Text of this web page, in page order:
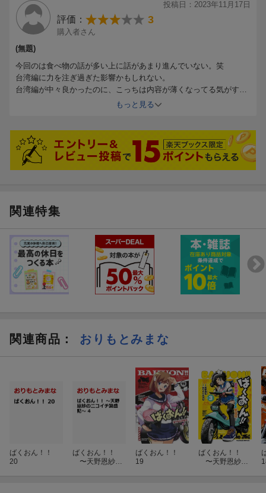
狭い秘密基地感の寝室もこんな時だからこそ楽しめるって感じで
自販機飯もこんな時だからじゃないとわざわざ選ばないし
船旅ならではです
いいなぁ…と思いつつ…
漫画も読みたいけど、、ポイ活も出来ないな、、
株価と通貨レートは見れないと、実害あるなぁ…
現代人はスマホが動かないと詰むって感じですよねぇ
投稿日：2023年11月17日
評価： 3
購入者さん
(無題)
今回のは食べ物の話が多い上に話があまり進んでいない。笑
台湾編に力を注ぎ過ぎた影響かもしれない。
台湾編が中々良かったのに、こっちは内容が薄くなってる気がす
もっと見る
関連特集
関連商品 ： おりもとみまな
ばくおん！！
20
ばくおん！！
〜天野恩紗の
ばくおん！！
19
ばくおん！！
〜天野恩紗の